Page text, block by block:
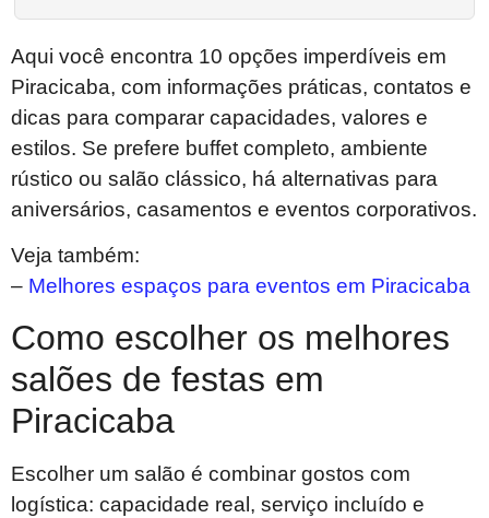
Aqui você encontra 10 opções imperdíveis em
Piracicaba, com informações práticas, contatos e
dicas para comparar capacidades, valores e
estilos. Se prefere buffet completo, ambiente
rústico ou salão clássico, há alternativas para
aniversários, casamentos e eventos corporativos.
Veja também:
– Melhores espaços para eventos em Piracicaba
Como escolher os melhores
salões de festas em
Piracicaba
Escolher um salão é combinar gostos com
logística: capacidade real, serviço incluído e